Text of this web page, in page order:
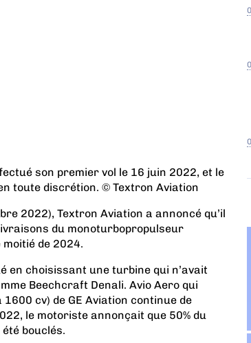
son premier vol le 16 juin 2022, et le
toute discrétion. © Textron Aviation
2022), Textron Aviation a annoncé qu’il
du monoturbopropulseur
de 2024.
en choisissant une turbine qui n’avait
Beechcraft Denali. Avio Aero qui
cv) de GE Aviation continue de
le motoriste annonçait que 50% du
bouclés.